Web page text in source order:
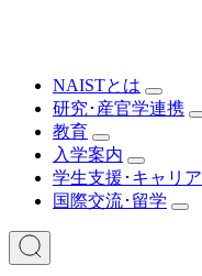
NAISTとは
研究･産官学連携
教育
入学案内
学生支援･キャリア
国際交流･留学